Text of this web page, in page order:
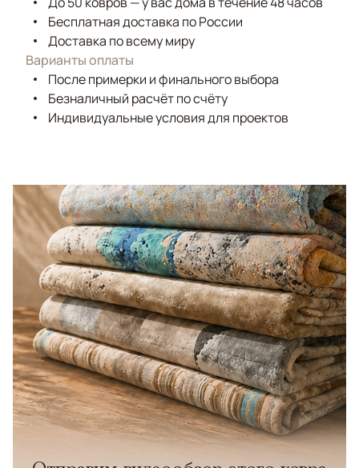
Бесплатная доставка по России
Доставка по всему миру
Варианты оплаты
После примерки и финального выбора
Безналичный расчёт по счёту
Индивидуальные условия для проектов